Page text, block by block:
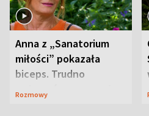
Anna z „Sanatorium
miłości” pokazała
biceps. Trudno
uwierzyć, co przeszła
Rozmowy